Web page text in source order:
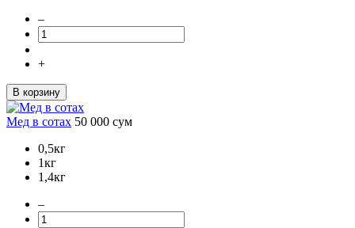
–
+
В корзину
Мед в сотах 50 000 сум
0,5кг
1кг
1,4кг
–